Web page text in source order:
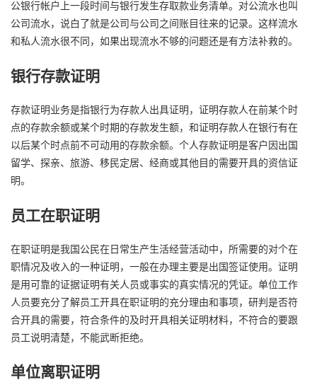
公银行帐户上一段时间与银行发生存取款业务清单。对公流水也叫
公司流水，说白了就是公司与公司之间账目往来的记录。这样流水
和私人流水很不同，如果出现流水不够的问题还是有方法补救的。
银行存款证明
存款证明业务是指银行为存款人出具证明，证明存款人在前某个时
点的存款余额或某个时期的存款发生额，和证明存款人在银行有在
以后某个时点前不可动用的存款余额。个人存款证明是客户因出国
留学、探亲、旅游、移民定居、经商或其他目的需要开具的资信证
明。
员工在职证明
在职证明是我国公民在日常生产生活经营活动中，所需要的对个在
职情况及收入的一种证明，一般在办理主要是出国签证使用。证明
是用可靠的证据证明有关人员或事实的真实情况的凭证。单位工作
人员要充分了解员工开具在职证明的充分理由和事项，研判是否符
合开具的需要，符合条件的及时开具相关证明材料，不符合的要跟
员工说明清楚，不能武断拒绝。
单位离职证明